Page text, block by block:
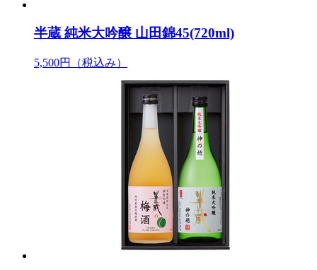
半蔵 純米大吟醸 山田錦45(720ml)
5,500円 （税込み）